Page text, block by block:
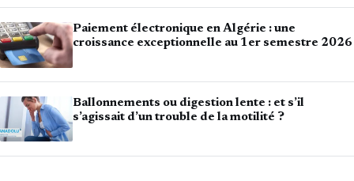
Paiement électronique en Algérie : une
croissance exceptionnelle au 1er semestre 2026
Ballonnements ou digestion lente : et s’il
s’agissait d’un trouble de la motilité ?